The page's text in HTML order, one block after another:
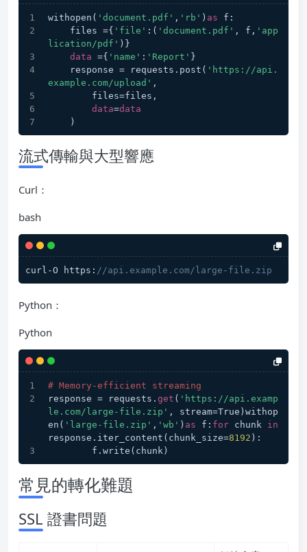
withopen( 'document.pdf' , 'rb' ) as f:
    files ={
'file' :( 'document.pdf' , f, 'app
lication/pdf' )}
data ={ 'name' : 'Report' }
    response = requests.post(
'https://api.
example.com/upload' ,
        files=files,
data=data
    )
流式傳輸與大型響應
Curl：
bash
curl-O https: //api.example.com/large-file.zip
Python：
Python
# Memory-efficient streaming
response = requests. get ( 'https://api.examp
le.com/large-file.zip' , stream=True)withop
en( 'large-file.zip' , 'wb' ) as f: for chunk in
response.iter_content(chunk_size=8192 ):
        f.write(chunk)
常見的轉化難題
SSL 證書問題